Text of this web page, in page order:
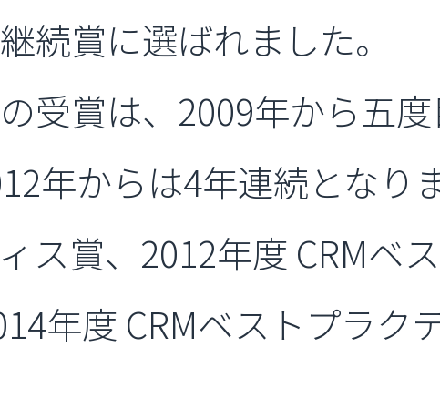
続賞に選ばれました。
受賞は、2009年から五度
年からは4年連続となり
ス賞、2012年度 CRMベ
年度 CRMベストプラク